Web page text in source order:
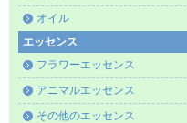
オイル
エッセンス
フラワーエッセンス
アニマルエッセンス
その他のエッセンス